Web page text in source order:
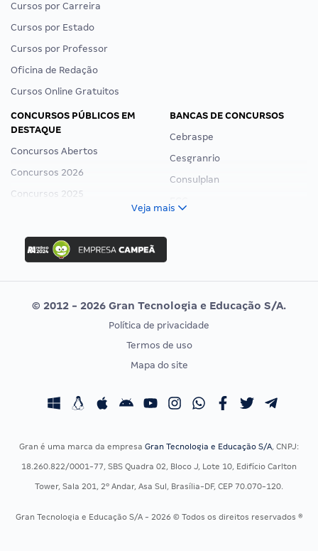
Cursos por Carreira
Cursos por Estado
Cursos por Professor
Oficina de Redação
Cursos Online Gratuitos
CONCURSOS PÚBLICOS EM
DESTAQUE
Concursos Abertos
Concursos 2026
Concursos 2025
Concurso Ibama
Concurso MPU
Editais publicados
BANCAS DE CONCURSOS
Cebraspe
Cesgranrio
Consulplan
Vunesp
CONCURSOS POR PROFISSÃO
Concursos Fiscais
Concursos Saúde
Residência Multiprofissional
EXAME DE ORDEM
Calendário OAB
Veja mais
© 2012 - 2026 Gran Tecnologia e Educação S/A.
Política de privacidade
Termos de uso
Mapa do site
Gran é uma marca da empresa Gran Tecnologia e Educação S/A, CNPJ:
18.260.822/0001-77, SBS Quadra 02, Bloco J, Lote 10, Edifício Carlton
Tower, Sala 201, 2º Andar, Asa Sul, Brasília-DF, CEP 70.070-120.
Gran Tecnologia e Educação S/A - 2026 © Todos os direitos reservados ®